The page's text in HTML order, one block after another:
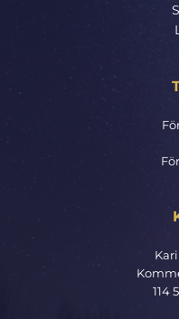
114